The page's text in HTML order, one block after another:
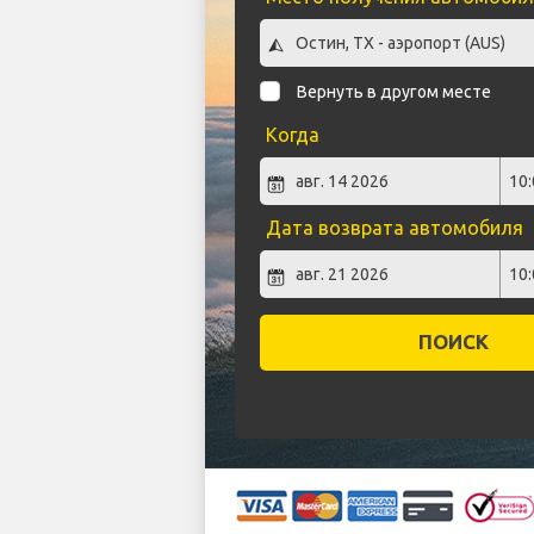
Вернуть в другом месте
Когда
Дата возврата автомобиля
ПОИСК